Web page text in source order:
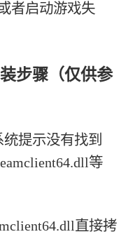
者启动游戏失
步骤（仅供参
提示没有找到
等
直接拷